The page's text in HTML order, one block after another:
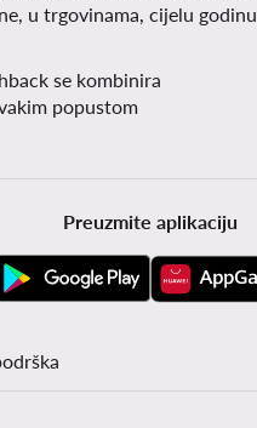
u trgovinama, cijelu godinu
se kombinira
popustom
Preuzmite aplikaciju